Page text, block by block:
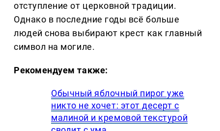
отступление от церковной традиции.
Однако в последние годы всё больше
людей снова выбирают крест как главный
символ на могиле.
Рекомендуем также:
Обычный яблочный пирог уже
никто не хочет: этот десерт с
малиной и кремовой текстурой